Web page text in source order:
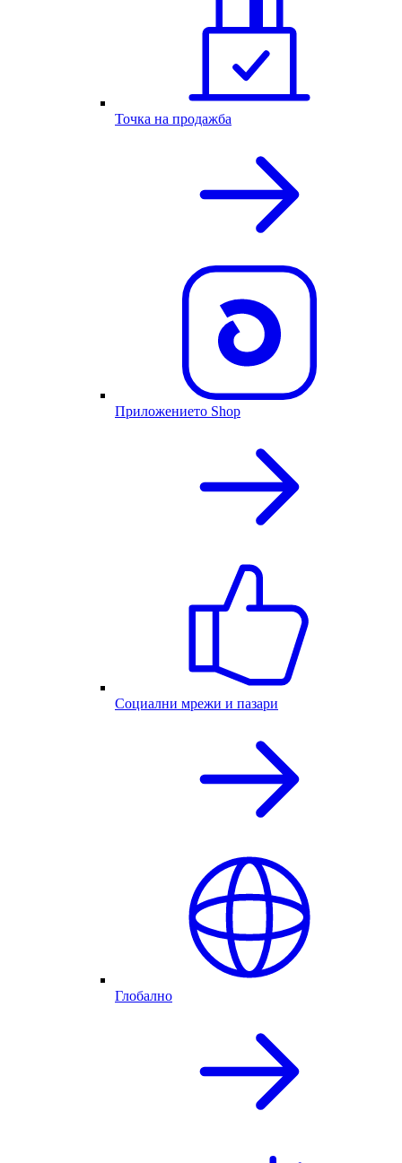
Точка на продажба
Приложението Shop
Социални мрежи и пазари
Глобално